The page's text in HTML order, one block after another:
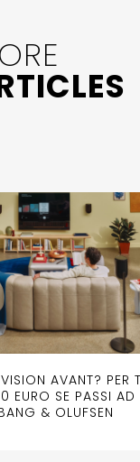
AVANT? PER
EURO SE PASSI AD
& OLUFSEN